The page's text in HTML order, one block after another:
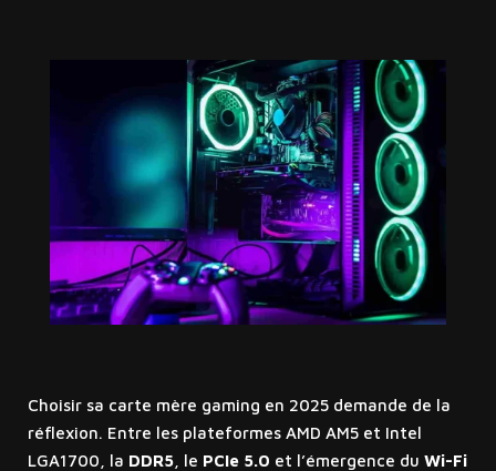
Choisir sa carte mère gaming en 2025 demande de la
réflexion. Entre les plateformes AMD AM5 et Intel
LGA1700, la DDR5, le PCIe 5.0 et l’émergence du Wi-Fi